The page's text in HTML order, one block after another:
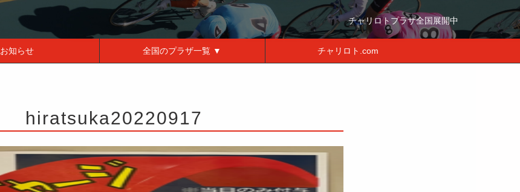
チャリロトプラザ全国展開中
お知らせ 全国のプラザ一覧 ▼ チャリロト.com
hiratsuka20220917